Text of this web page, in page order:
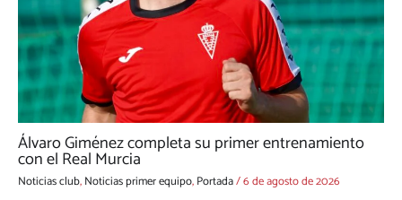
Álvaro Giménez completa su primer entrenamiento
con el Real Murcia
Noticias club,Noticias primer equipo,Portada/6 de agosto de 2026